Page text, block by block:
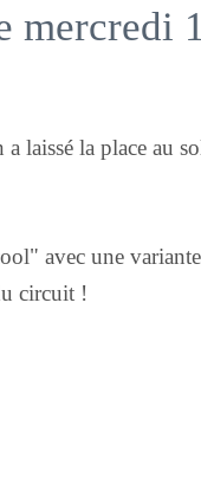
mercredi
laissé la place au
avec une
circuit !